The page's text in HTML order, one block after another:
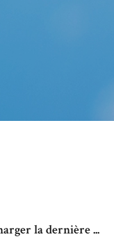
la dernière ...